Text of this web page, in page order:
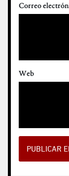
Correo
Web